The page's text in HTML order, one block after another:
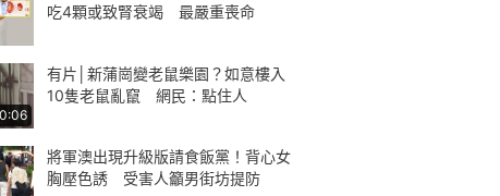
吃4顆或致腎衰竭 最嚴重喪命
有片│新蒲崗變老鼠樂園？如意樓入
10隻老鼠亂竄 網民：點住人
將軍澳出現升級版請食飯黨！背心女
胸壓色誘 受害人籲男街坊提防